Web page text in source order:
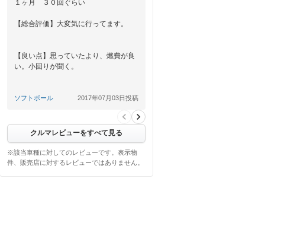
１ヶ月 ３０回ぐらい
【総合評価】大変気に行ってます。
【良い点】思っていたより、燃費が良
い。小回りが聞く。
【悪い点】扁平タイヤにしたら、少し
ソフトボール 2017年07月03日投稿
クルマレビューをすべて見る
※該当車種に対してのレビューです。表示物
件、販売店に対するレビューではありません。